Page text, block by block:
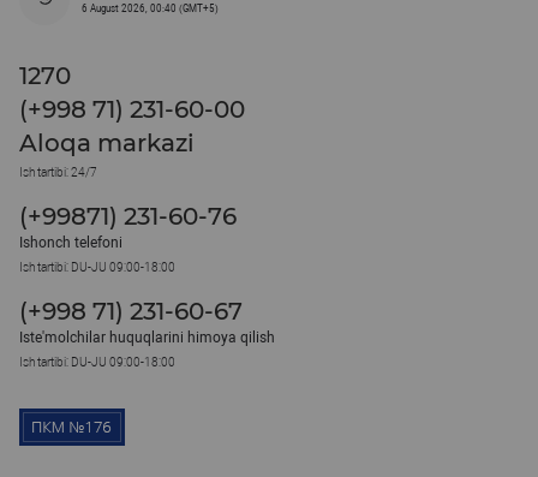
6 August 2026, 00:40 (GMT+5)
1270
(+998 71) 231-60-00
Aloqa markazi
Ish tartibi: 24/7
(+99871) 231-60-76
Ishonch telefoni
Ish tartibi: DU-JU 09:00-18:00
(+998 71) 231-60-67
Iste'molchilar huquqlarini himoya qilish
Ish tartibi: DU-JU 09:00-18:00